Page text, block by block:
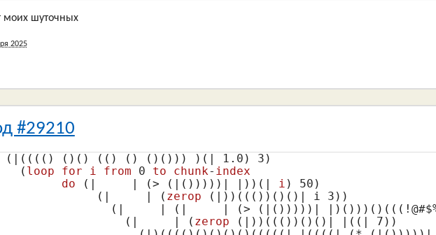
моих шуточных
2025
#29210
(|(((() () () (() () () () )) ) (| 1.0) 3 )
( loop for i from 0 to chunk- index
do (|     | (> (|() ))))| |)) (| i ) 50 )
(|     | ( zerop (|) ) ((() ) () () | i 3 ))
(|     | (|     | (> (|() ))))| |) () )) ()
(|     | ( zerop (|) ) ((() ) () () ((| 7) )